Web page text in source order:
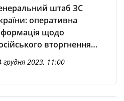
штаб ЗС
оперативна
щодо
вторгнення
на 10:00 24.12.2023)
грудня 2023, 11:00